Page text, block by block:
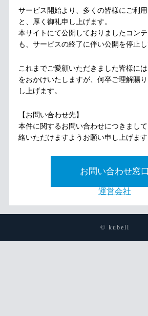
サービス開始より、多くの皆様にご利
と、厚く御礼申し上げます。
本サイトにて公開しておりましたコン
も、サービスの終了に伴い公開を停止し
これまでご愛顧いただきました皆様に
をおかけいたしますが、何卒ご理解賜
し上げます。
【お問い合わせ先】
本件に関するお問い合わせにつきまし
絡いただけますようお願い申し上げます
お問い合わせ窓口
運営会社
© kubell